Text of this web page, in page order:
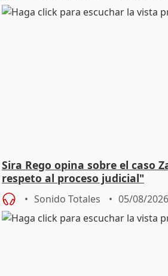
Sira Rego opina sobre el caso
respeto al proceso judicial"
Sonido Totales 05/08/2026